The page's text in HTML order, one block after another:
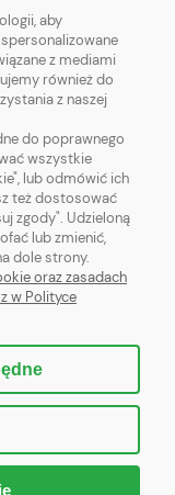
Warszawa
aby
z mediami
również do
z naszej
do poprawnego
wszystkie
lub odmówić ich
też dostosować
zgody". Udzieloną
lub zmienić,
dole strony.
oraz zasadach
w Polityce